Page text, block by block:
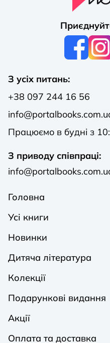
З усіх питань:
+38 097 244 16 56
Працюємо в будні з
З приводу співпраці:
Головна
Усі книги
Новинки
Дитяча література
Колекції
Подарункові видання
Акції
Оплата та доставка